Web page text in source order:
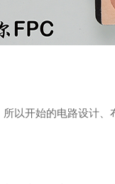
开始的电路设计、